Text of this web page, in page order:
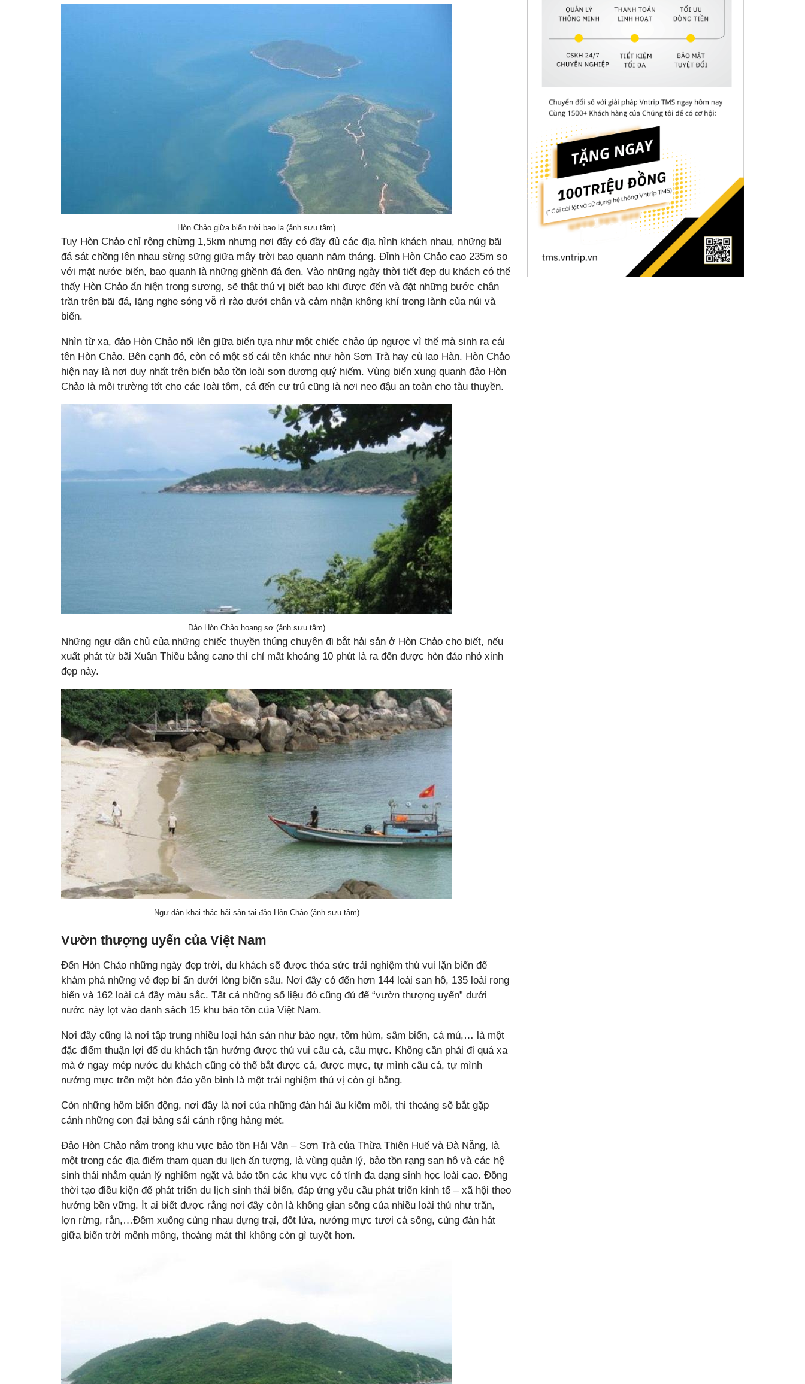
Hòn Chảo giữa biển trời bao la (ảnh sưu tầm)
Tuy Hòn Chảo chỉ rộng chừng 1,5km nhưng nơi đây có đầy đủ các địa hình khách nhau, những bãi
đá sát chồng lên nhau sừng sững giữa mây trời bao quanh năm tháng. Đỉnh Hòn Chảo cao 235m so
với mặt nước biển, bao quanh là những ghềnh đá đen. Vào những ngày thời tiết đẹp du khách có thể
thấy Hòn Chảo ẩn hiện trong sương, sẽ thật thú vị biết bao khi được đến và đặt những bước chân
trần trên bãi đá, lặng nghe sóng vỗ rì rào dưới chân và cảm nhận không khí trong lành của núi và
biển.
Nhìn từ xa, đảo Hòn Chảo nổi lên giữa biển tựa như một chiếc chảo úp ngược vì thế mà sinh ra cái
tên Hòn Chảo. Bên cạnh đó, còn có một số cái tên khác như hòn Sơn Trà hay cù lao Hàn. Hòn Chảo
hiện nay là nơi duy nhất trên biển bảo tồn loài sơn dương quý hiếm. Vùng biển xung quanh đảo Hòn
Chảo là môi trường tốt cho các loài tôm, cá đến cư trú cũng là nơi neo đậu an toàn cho tàu thuyền.
Đảo Hòn Chảo hoang sơ (ảnh sưu tầm)
Những ngư dân chủ của những chiếc thuyền thúng chuyên đi bắt hải sản ở Hòn Chảo cho biết, nếu
xuất phát từ bãi Xuân Thiều bằng cano thì chỉ mất khoảng 10 phút là ra đến được hòn đảo nhỏ xinh
đẹp này.
Ngư dân khai thác hải sản tại đảo Hòn Chảo (ảnh sưu tầm)
Vườn thượng uyển của Việt Nam
Đến Hòn Chảo những ngày đẹp trời, du khách sẽ được thỏa sức trải nghiệm thú vui lặn biển để
khám phá những vẻ đẹp bí ẩn dưới lòng biển sâu. Nơi đây có đến hơn 144 loài san hô, 135 loài rong
biển và 162 loài cá đầy màu sắc. Tất cả những số liệu đó cũng đủ để “vườn thượng uyển” dưới
nước này lọt vào danh sách 15 khu bảo tồn của Việt Nam.
Nơi đây cũng là nơi tập trung nhiều loại hản sản như bào ngư, tôm hùm, sâm biển, cá mú,… là một
đặc điểm thuận lợi để du khách tận hưởng được thú vui câu cá, câu mực. Không cần phải đi quá xa
mà ở ngay mép nước du khách cũng có thể bắt được cá, được mực, tự mình câu cá, tự mình
nướng mực trên một hòn đảo yên bình là một trải nghiệm thú vị còn gì bằng.
Còn những hôm biển động, nơi đây là nơi của những đàn hải âu kiếm mồi, thi thoảng sẽ bắt gặp
cảnh những con đại bàng sải cánh rộng hàng mét.
Đảo Hòn Chảo nằm trong khu vực bảo tồn Hải Vân – Sơn Trà của Thừa Thiên Huế và Đà Nẵng, là
một trong các địa điểm tham quan du lịch ấn tượng, là vùng quản lý, bảo tồn rạng san hô và các hệ
sinh thái nhằm quản lý nghiêm ngặt và bảo tồn các khu vực có tính đa dạng sinh học loài cao. Đồng
thời tạo điều kiện để phát triển du lịch sinh thái biển, đáp ứng yêu cầu phát triển kinh tế – xã hội theo
hướng bền vững. Ít ai biết được rằng nơi đây còn là không gian sống của nhiều loài thú như trăn,
lợn rừng, rắn,…Đêm xuống cùng nhau dựng trại, đốt lửa, nướng mực tươi cá sống, cùng đàn hát
giữa biển trời mênh mông, thoáng mát thì không còn gì tuyệt hơn.